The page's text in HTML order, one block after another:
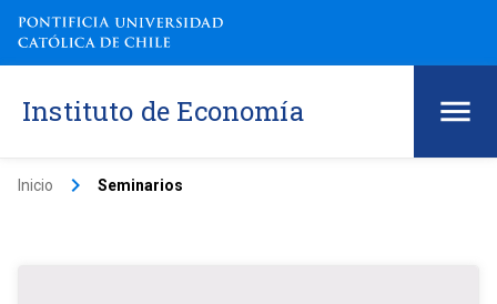
Instituto de Economía
Inicio keyboard_arrow_right Seminarios